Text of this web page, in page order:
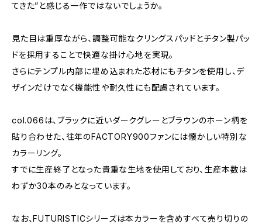
てきた”と感じる一作ではないでしょうか。
見た目は重厚ながら、調整可能なクリングスパッドとチタン製パッ
ドを採用することで快適な掛け心地を実現。
さらにテンプル内部に埋め込まれた芯材にもチタンを使用し、デ
ザインだけでなく機能性や耐久性にも配慮されています。
col.066は、ブラックに近いダークグレーとブラウンのホーン柄を
貼り合わせた、往年のFACTORY900ファンには懐かしい特別な
カラーリング。
すでに生産終了となった貴重な生地を使用しており、生産本数は
わずか30本のみとなっています。
なお、FUTURISTICシリーズは本カラーを含めすべて売り切りの